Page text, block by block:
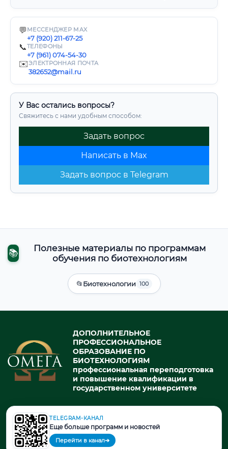
💬 МЕССЕНДЖЕР MAX
+7 (920) 211-67-25
📞ТЕЛЕФОНЫ
+7 (961) 074-54-30
✉️ЭЛЕКТРОННАЯ ПОЧТА
382652@mail.ru
У Вас остались вопросы?
Свяжитесь с нами удобным способом:
Задать вопрос
Написать в Max
Задать вопрос в Telegram
📚
Полезные материалы по программам
обучения по биотехнологиям
📂Биотехнологии 100
ДОПОЛНИТЕЛЬНОЕ
ПРОФЕССИОНАЛЬНОЕ
ОБРАЗОВАНИЕ ПО
БИОТЕХНОЛОГИЯМ
профессиональная переподготовка
и повышение квалификации в
государственном университете
© 2026. При использовании материалов портала активная ссылка
на источник обязательна.
TELEGRAM-КАНАЛ
Еще больше программ и новостей
Перейти в канал➔